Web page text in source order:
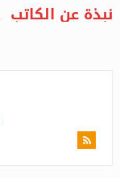
نبذة عن الكاتب